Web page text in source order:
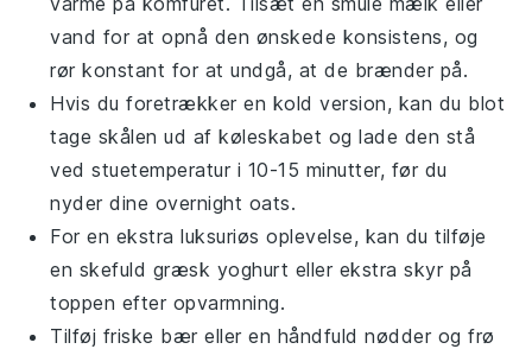
vand for at opnå den ønskede konsistens, og
rør konstant for at undgå, at de brænder på.
Hvis du foretrækker en kold version, kan du blot
tage skålen ud af køleskabet og lade den stå
ved stuetemperatur i 10-15 minutter, før du
nyder dine overnight oats.
For en ekstra luksuriøs oplevelse, kan du tilføje
en skefuld græsk yoghurt eller ekstraskyr på
toppen efter opvarmning.
Tilføj friske bær eller en håndfuldnødder ogfrø